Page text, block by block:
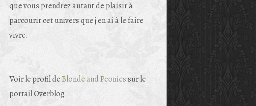
que vous prendrez autant de plaisir à
parcourir cet univers que j'en ai à le faire
vivre.
Voir le profil deBlonde and Peoniessur le
portail Overblog